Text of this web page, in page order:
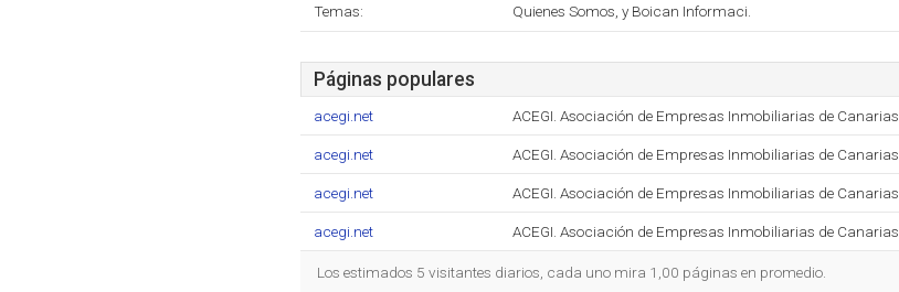
Temas: Quienes Somos, y Boican Informaci.
Páginas populares
acegi.net ACEGI. Asociación de Empresas Inmobiliarias de Canarias
acegi.net ACEGI. Asociación de Empresas Inmobiliarias de Canarias
acegi.net ACEGI. Asociación de Empresas Inmobiliarias de Canarias
acegi.net ACEGI. Asociación de Empresas Inmobiliarias de Canarias
Los estimados 5 visitantes diarios, cada uno mira 1,00 páginas en promedio.